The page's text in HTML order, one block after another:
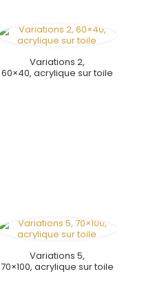
Variations 2,
60×40, acrylique sur toile
Variations 5,
70×100, acrylique sur toile